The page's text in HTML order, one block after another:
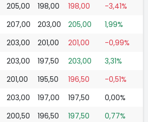
205,00 198,00 198,00
-3,41%
207,00 203,00 205,00
1,99%
203,00 201,00 201,00
-0,99%
203,00 197,50 203,00
3,31%
201,00 195,50 196,50
-0,51%
203,00 197,00 197,50
0,00%
200,50 196,50 197,50
0,77%